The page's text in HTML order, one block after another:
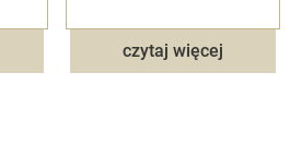
czytaj więcej